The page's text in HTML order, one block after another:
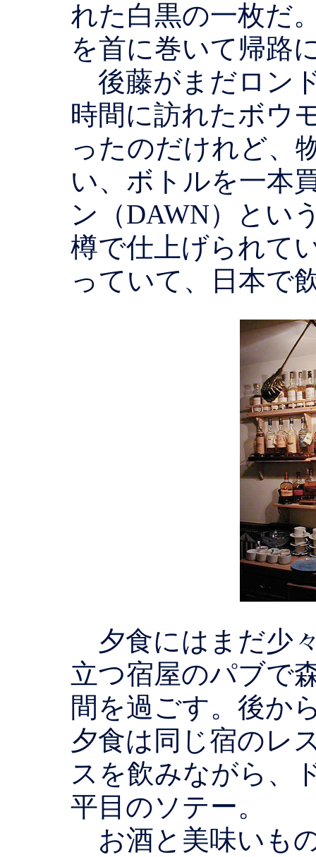
れた白黒の一枚だ
を首に巻いて帰路
後藤がまだロン
時間に訪れたボウ
ったのだけれど、
い、ボトルを一本
ン（DAWN）とい
樽で仕上げられて
っていて、日本で
夕食にはまだ少
立つ宿屋のパブで
間を過ごす。後か
夕食は同じ宿のレ
スを飲みながら、
平目のソテー。
お酒と美味いも